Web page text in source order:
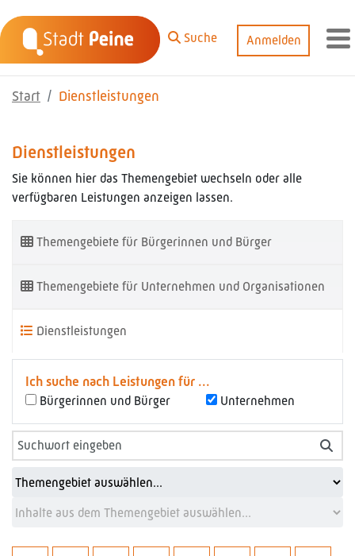
Zum Hauptinhalt springen
Suche
Anmelden
Start Dienstleistungen
Dienstleistungen
Sie können hier das Themengebiet wechseln oder alle
verfügbaren Leistungen anzeigen lassen.
Themengebiete für Bürgerinnen und Bürger
Themengebiete für Unternehmen und Organisationen
Dienstleistungen
Ich suche nach Leistungen für ...
Bürgerinnen und Bürger Unternehmen